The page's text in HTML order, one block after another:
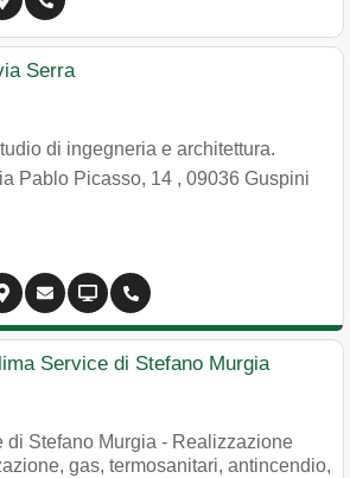
Serra
di ingegneria e architettura.
Pablo Picasso, 14 , 09036 Guspini
Service di Stefano Murgia
di Stefano Murgia - Realizzazione
gas, termosanitari, antincendio,